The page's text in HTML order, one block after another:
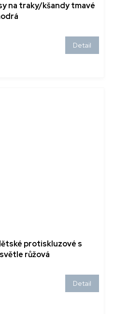
na traky/kšandy tmavé
Detail
protiskluzové s
růžová
Detail